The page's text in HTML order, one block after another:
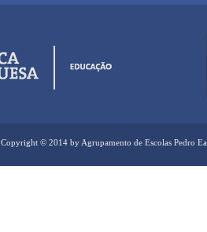
Copyright © 2014 by Agrupamento de Escolas Pedro